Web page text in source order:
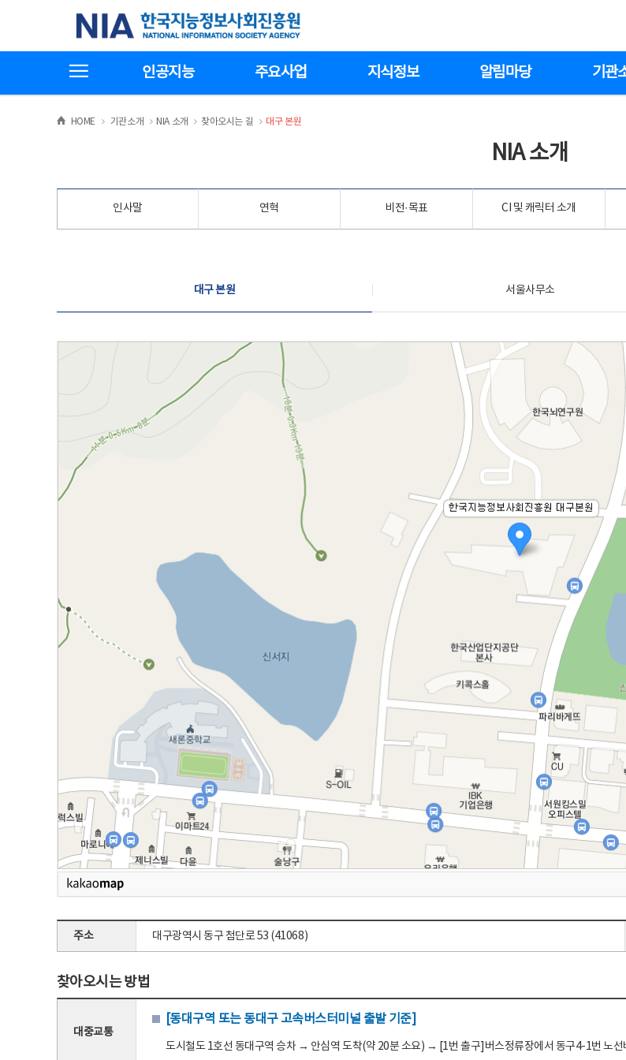
기
한국지능정보사회진흥원
인공지능 주요사업 지식정보 알림마당 기관
HOME >
기관소개 >NIA 소개 >
찾아오시는 길 >
대구 본원
NIA 소개
인사말 연혁 비전·목표 CI 및 캐릭터 소개
대구 본원 서울사무소
주소 대구광역시 동구 첨단로 53 (41068)
찾아오시는 방법
대중교통
[동대구역 또는 동대구 고속버스터미널 출발 기준]
도시철도 1호선 동대구역 승차 → 안심역 도착(약 20분 소요) → [1번 출구]버스정류장에서 동구4-1번 노